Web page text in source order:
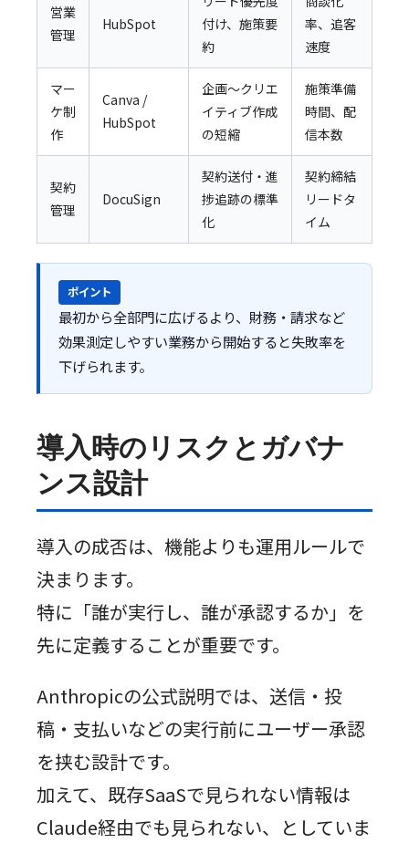
営業
管理
HubSpot
付け、施策要
約
率、追客
速度
マー
ケ制
作
Canva /
HubSpot
企画〜クリエ
イティブ作成
の短縮
施策準備
時間、配
信本数
契約
管理
DocuSign
契約送付・進
捗追跡の標準
化
契約締結
リードタ
イム
ポイント
最初から全部門に広げるより、財務・請求など
効果測定しやすい業務から開始すると失敗率を
下げられます。
導入時のリスクとガバナ
ンス設計
導入の成否は、機能よりも運用ルールで
決まります。
特に「誰が実行し、誰が承認するか」を
先に定義することが重要です。
Anthropicの公式説明では、送信・投
稿・支払いなどの実行前にユーザー承認
を挟む設計です。
加えて、既存SaaSで見られない情報は
Claude経由でも見られない、としていま